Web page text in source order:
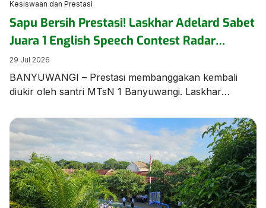
Kesiswaan dan Prestasi
Sapu Bersih Prestasi! Laskhar Adelard Sabet
Juara 1 English Speech Contest Radar
Banyuwangi
29 Jul 2026
BANYUWANGI – Prestasi membanggakan kembali
diukir oleh santri MTsN 1 Banyuwangi. Laskhar
sebagai Juara 1 dalam ajang bergengsi English Speech
Contest yang diselenggarakan oleh Jawa Pos Radar
Banyuwangi pada Rabu (28/7/2026) di Aula MAN 1
Banyuwangi. Kemenangan manis ini diraih melalui
perjuangan ekstra keras. Menurut sang pembimbing,
[…]